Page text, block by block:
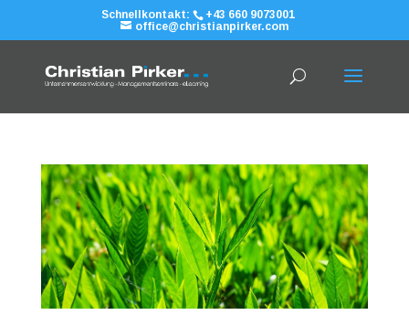
Schnellkontakt:
+43 660 9073001
office@christianpirker.com